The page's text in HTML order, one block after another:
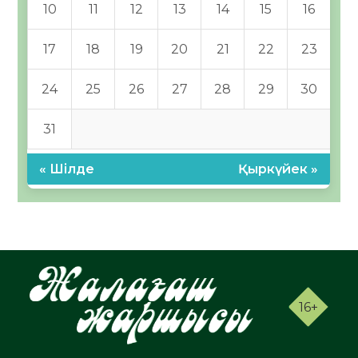
10 11 12 13 14 15 16
17 18 19 20 21 22 23
24 25 26 27 28 29 30
31
« Шілде Қыркүйек »
16+